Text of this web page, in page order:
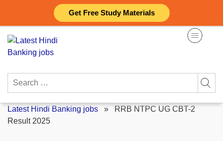
Get Free Study Materials
content
Search
Latest Hindi Banking jobs » RRB NTPC UG CBT-2
Result 2025